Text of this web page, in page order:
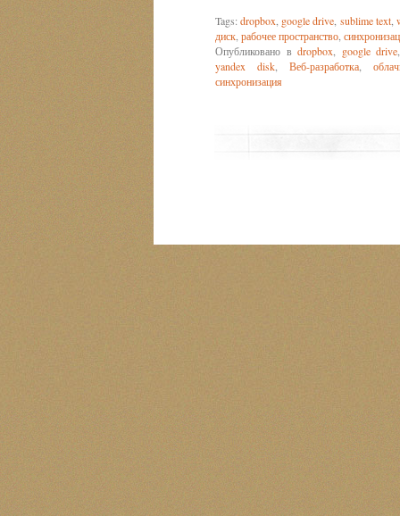
Tags:dropbox, google drive, sublime text,
диск,рабочее пространство,
Опубликовано в dropbox, google drive
yandex disk, Веб-разработка,
синхронизация